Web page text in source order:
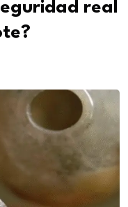
real